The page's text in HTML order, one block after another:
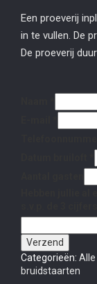
Een proeverij
in te vullen. De
De proeverij
Verzend
Categorieën:
bruidstaarten